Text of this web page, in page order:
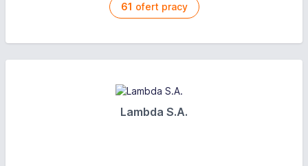
61 ofert pracy
Lambda S.A.